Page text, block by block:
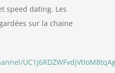
speed dating. Les
sur la chaine